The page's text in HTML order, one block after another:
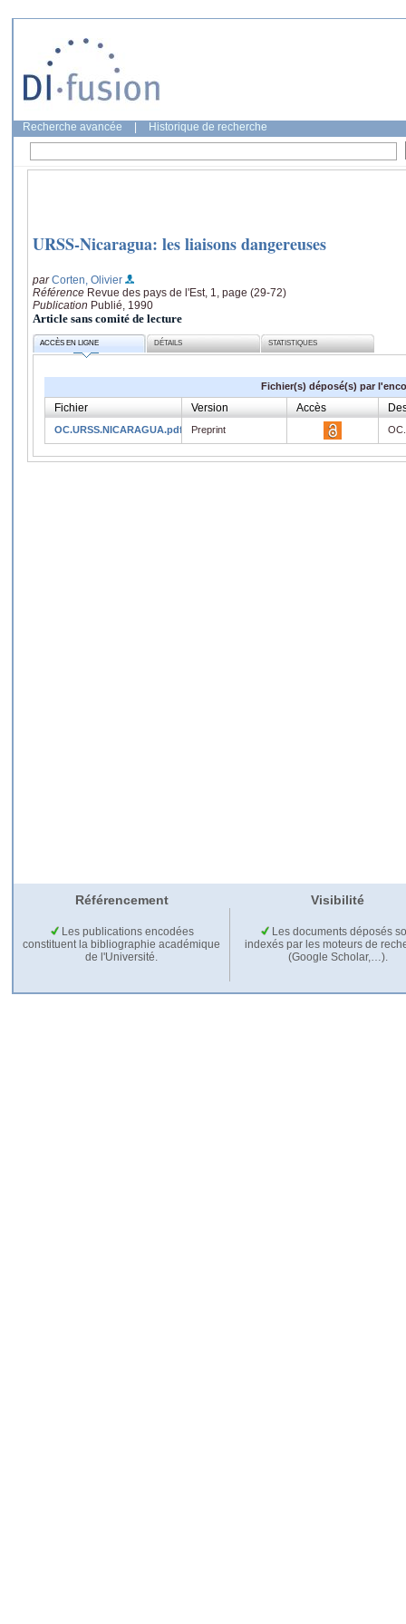
Recherche avancée Historique de recherche
URSS-Nicaragua: les liaisons dangereuses
parCorten, Olivier
Référence Revue des pays de l'Est, 1, page (29-72)
Publication Publié, 1990
Article sans comité de lecture
ACCÈS EN LIGNE DÉTAILS STATISTIQUES
Fichier(s) déposé(s) par
Fichier Version Accès
OC.URSS.NICARAGUA.pdf Preprint
Référencement Visibilité
Les publications encodées
constituent la bibliographie académique
de l'Université.
Les documents déposés
indexés par les moteurs de
(Google Scholar,…).